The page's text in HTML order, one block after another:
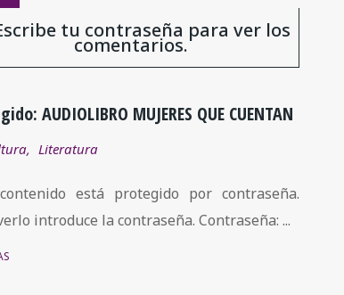
tu contraseña para ver los
comentarios.
AUDIOLIBRO MUJERES QUE CUENTAN
, Literatura
está protegido por contraseña.
introduce la contraseña. Contraseña: ...